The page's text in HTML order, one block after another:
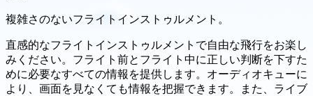
複雑さのないフライトインストゥルメント。
直感的なフライトインストゥルメントで自由な飛行をお楽し
みください。フライト前とフライト中に正しい判断を下すた
めに必要なすべての情報を提供します。オーディオキューに
より、画面を見なくても情報を把握できます。また、ライブ